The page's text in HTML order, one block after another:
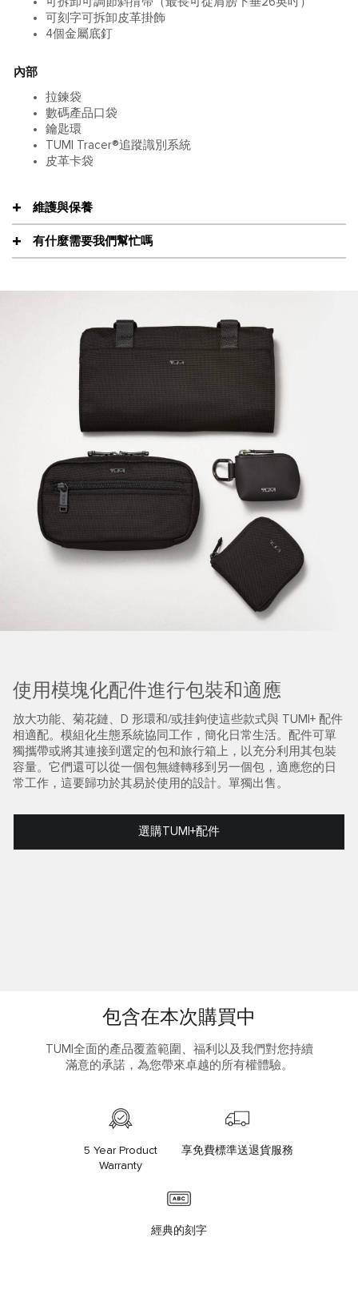
可刻字可拆卸皮革掛飾
4個金屬底釘
內部
拉鍊袋
數碼產品口袋
鑰匙環
TUMI Tracer®追蹤識別系統
皮革卡袋
維護與保養
有什麼需要我們幫忙嗎
使用模塊化配件進行包裝和適應
放大功能、菊花鏈、D 形環和/或挂鉤使這些款式與 TUMI+ 配件
相適配。模組化生態系統協同工作，簡化日常生活。配件可單
獨攜帶或將其連接到選定的包和旅行箱上，以充分利用其包裝
容量。它們還可以從一個包無縫轉移到另一個包，適應您的日
常工作，這要歸功於其易於使用的設計。單獨出售。
選購TUMI+配件
包含在本次購買中
TUMI全面的產品覆蓋範圍、福利以及我們對您持續
滿意的承諾，為您帶來卓越的所有權體驗。
5 Year Product
Warranty
享免費標準送退貨服務
經典的刻字